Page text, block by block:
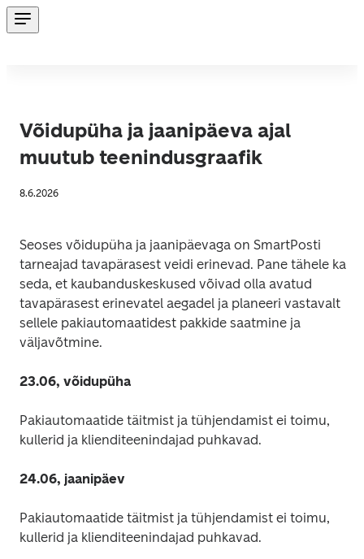
Võidupüha ja jaanipäeva ajal
muutub teenindusgraafik
8.6.2026
Seoses võidupüha ja jaanipäevaga on SmartPosti
tarneajad tavapärasest veidi erinevad. Pane tähele ka
seda, et kaubanduskeskused võivad olla avatud
tavapärasest erinevatel aegadel ja planeeri vastavalt
sellele pakiautomaatidest pakkide saatmine ja
väljavõtmine.
23.06, võidupüha
Pakiautomaatide täitmist ja tühjendamist ei toimu,
kullerid ja klienditeenindajad puhkavad.
24.06, jaanipäev
Pakiautomaatide täitmist ja tühjendamist ei toimu,
kullerid ja klienditeenindajad puhkavad.